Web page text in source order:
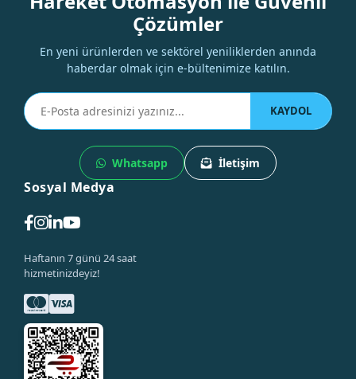
Çözümler
En yeni ürünlerden ve sektörel yeniliklerden anında
haberdar olmak için e-bültenimize katılın.
KAYDOL
Whatsapp İletişim
Sosyal Medya
Haftanın 7 günü 24 saat
hizmetinizdeyiz!